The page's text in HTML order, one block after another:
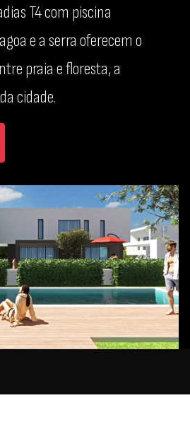
T4 com piscina
e a serra oferecem o
praia e floresta, a
cidade.